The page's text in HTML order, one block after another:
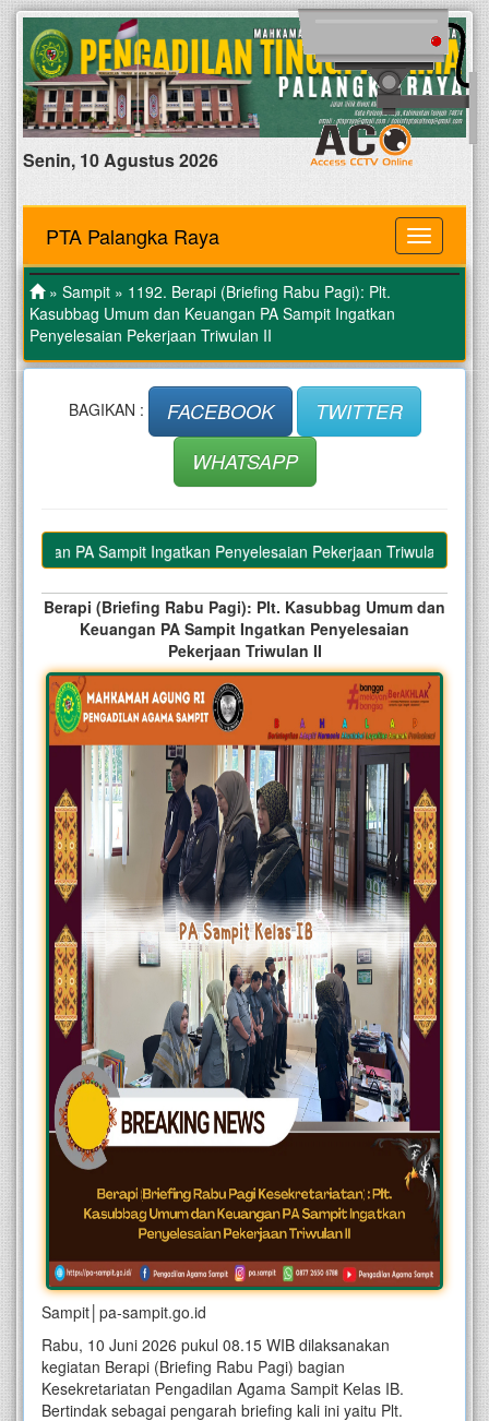
Senin, 10 Agustus 2026
MENU
PTA Palangka Raya
» Sampit » 1192. Berapi (Briefing Rabu Pagi): Plt.
Kasubbag Umum dan Keuangan PA Sampit Ingatkan
Penyelesaian Pekerjaan Triwulan II
BAGIKAN : FACEBOOK
TWITTER
WHATSAPP
PA Sampit Ingatkan Penyelesaian Pekerjaan Triwulan II
Berapi (Briefing Rabu Pagi): Plt. Kasubbag Umum dan
Keuangan PA Sampit Ingatkan Penyelesaian
Pekerjaan Triwulan II
Sampit│pa-sampit.go.id
Rabu, 10 Juni 2026 pukul 08.15 WIB dilaksanakan
kegiatan Berapi (Briefing Rabu Pagi) bagian
Kesekretariatan Pengadilan Agama Sampit Kelas IB.
Bertindak sebagai pengarah briefing kali ini yaitu Plt.